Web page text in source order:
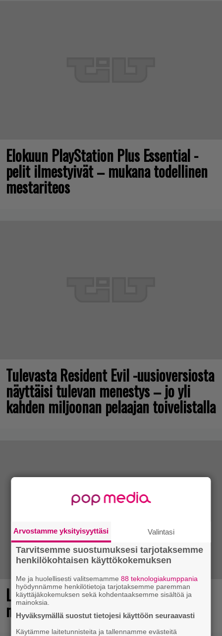
Elokuun PlayStation Plus Essential -
pelit ilmestyivät – mukana todellinen
mestariteos
Tulevasta Resident Evil -uusioversiosta
näyttäisi tulevan menestys – jo yli
kahden miljoonan pelaajan toivelistalla
Loistopeli Steamistä maksutta –
mutta pidä kiirettä lataamisen kanssa
Arvostamme yksityisyyttäsi Valintasi
Tarvitsemme suostumuksesi tarjotaksemme
henkilökohtaisen käyttökokemuksen
Me ja huolellisesti valitsemamme88 teknologiakumppania
hyödynnämme henkilötietoja tarjotaksemme paremman
käyttäjäkokemuksen sekä kohdentaaksemme sisältöä ja
mainoksia.
Hyväksymällä suostut tietojesi käyttöön seuraavasti
Käytämme laitetunnisteita ja tallennamme evästeitä